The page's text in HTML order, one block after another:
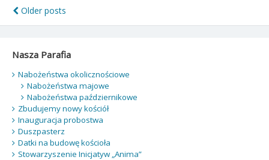
–
Nawigacja
po
wpisach
Older posts
Nasza Parafia
Nabożeństwa okolicznościowe
Nabożeństwa majowe
Nabożeństwa październikowe
Zbudujemy nowy kościół
Inauguracja probostwa
Duszpasterz
Datki na budowę kościoła
Stowarzyszenie Inicjatyw „Anima”